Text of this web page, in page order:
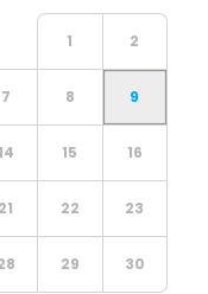
1 2
7 8 9
14 15 16
21 22 23
29 30